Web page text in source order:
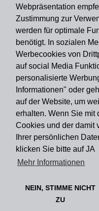
Webpräsentation
Zustimmung zur
werden für optimale
benötigt. In sozialen
Werbecookies von
auf social Media
personalisierte
Informationen" oder
auf der Website, um
erhalten. Wenn Sie mit
Cookies und der damit
Ihrer persönlichen
klicken Sie bitte auf JA
Mehr Informationen
NEIN, STIMME NICHT
ZU
Zahlungsart
Versandart
Du findest uns auch auf
Informationen
Impressum Widerruf
Mytailor croodles